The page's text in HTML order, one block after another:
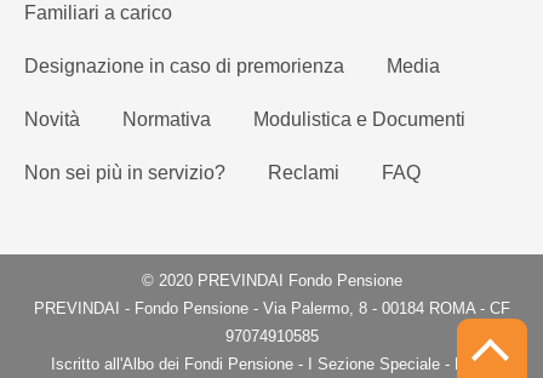
Familiari a carico
Designazione in caso di premorienza Media
Novità Normativa Modulistica e Documenti
Non sei più in servizio? Reclami FAQ
© 2020 PREVINDAI Fondo Pensione
PREVINDAI - Fondo Pensione - Via Palermo, 8 - 00184 ROMA - CF
97074910585
Iscritto all'Albo dei Fondi Pensione - I Sezione Speciale - Fondi